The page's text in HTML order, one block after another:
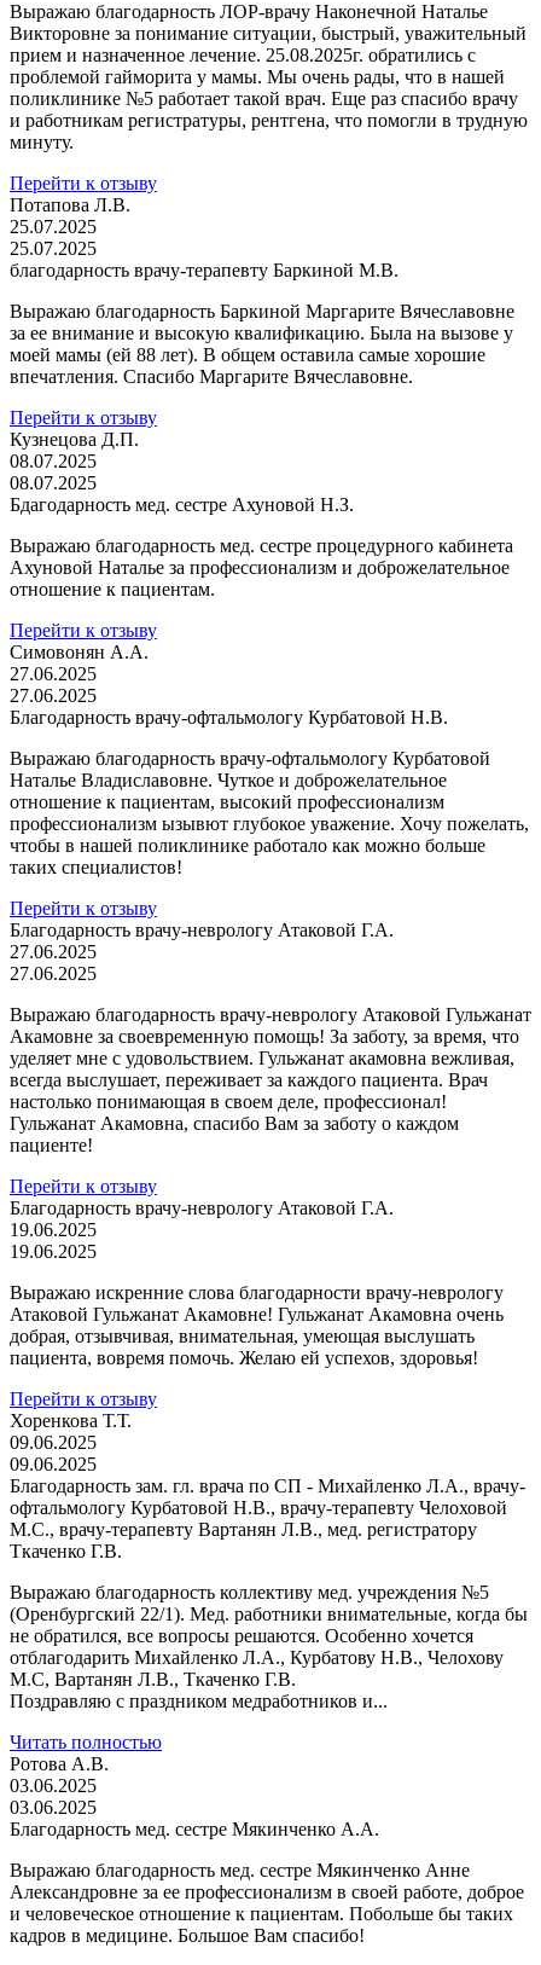
Выражаю благодарность ЛОР-врачу Наконечной Наталье
Викторовне за понимание ситуации, быстрый, уважительный
прием и назначенное лечение. 25.08.2025г. обратились с
проблемой гайморита у мамы. Мы очень рады, что в нашей
поликлинике №5 работает такой врач. Еще раз спасибо врачу
и работникам регистратуры, рентгена, что помогли в трудную
минуту.
Перейти к отзыву
Потапова Л.В.
25.07.2025
25.07.2025
благодарность врачу-терапевту Баркиной М.В.
Выражаю благодарность Баркиной Маргарите Вячеславовне
за ее внимание и высокую квалификацию. Была на вызове у
моей мамы (ей 88 лет). В общем оставила самые хорошие
впечатления. Спасибо Маргарите Вячеславовне.
Перейти к отзыву
Кузнецова Д.П.
08.07.2025
08.07.2025
Бдагодарность мед. сестре Ахуновой Н.З.
Выражаю благодарность мед. сестре процедурного кабинета
Ахуновой Наталье за профессионализм и доброжелательное
отношение к пациентам.
Перейти к отзыву
Симовонян А.А.
27.06.2025
27.06.2025
Благодарность врачу-офтальмологу Курбатовой Н.В.
Выражаю благодарность врачу-офтальмологу Курбатовой
Наталье Владиславовне. Чуткое и доброжелательное
отношение к пациентам, высокий профессионализм
профессионализм ызывют глубокое уважение. Хочу пожелать,
чтобы в нашей поликлинике работало как можно больше
таких специалистов!
Перейти к отзыву
Благодарность врачу-неврологу Атаковой Г.А.
27.06.2025
27.06.2025
Выражаю благодарность врачу-неврологу Атаковой Гульжанат
Акамовне за своевременную помощь! За заботу, за время, что
уделяет мне с удовольствием. Гульжанат акамовна вежливая,
всегда выслушает, переживает за каждого пациента. Врач
настолько понимающая в своем деле, профессионал!
Гульжанат Акамовна, спасибо Вам за заботу о каждом
пациенте!
Перейти к отзыву
Благодарность врачу-неврологу Атаковой Г.А.
19.06.2025
19.06.2025
Выражаю искренние слова благодарности врачу-неврологу
Атаковой Гульжанат Акамовне! Гульжанат Акамовна очень
добрая, отзывчивая, внимательная, умеющая выслушать
пациента, вовремя помочь. Желаю ей успехов, здоровья!
Перейти к отзыву
Хоренкова Т.Т.
09.06.2025
09.06.2025
Благодарность зам. гл. врача по СП - Михайленко Л.А., врачу-
офтальмологу Курбатовой Н.В., врачу-терапевту Челоховой
М.С., врачу-терапевту Вартанян Л.В., мед. регистратору
Ткаченко Г.В.
Выражаю благодарность коллективу мед. учреждения №5
(Оренбургский 22/1). Мед. работники внимательные, когда бы
не обратился, все вопросы решаются. Особенно хочется
отблагодарить Михайленко Л.А., Курбатову Н.В., Челохову
М.С, Вартанян Л.В., Ткаченко Г.В.
Поздравляю с праздником медработников и...
Читать полностью
Ротова А.В.
03.06.2025
03.06.2025
Благодарность мед. сестре Мякинченко А.А.
Выражаю благодарность мед. сестре Мякинченко Анне
Александровне за ее профессионализм в своей работе, доброе
и человеческое отношение к пациентам. Побольше бы таких
кадров в медицине. Большое Вам спасибо!